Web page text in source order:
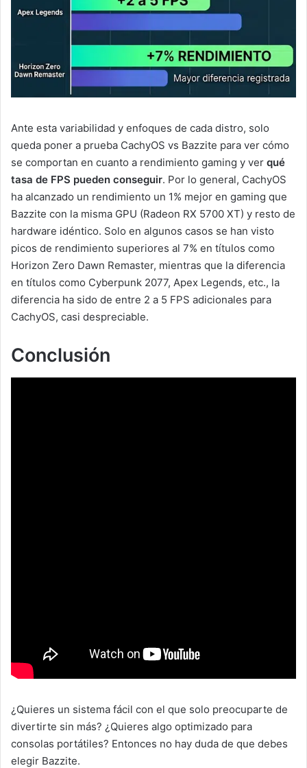
Ante esta variabilidad y enfoques de cada distro, solo
queda poner a prueba CachyOS vs Bazzite para ver cómo
se comportan en cuanto a rendimiento gaming y ver qué
tasa de FPS pueden conseguir. Por lo general, CachyOS
ha alcanzado un rendimiento un 1% mejor en gaming que
Bazzite con la misma GPU (Radeon RX 5700 XT) y resto de
hardware idéntico. Solo en algunos casos se han visto
picos de rendimiento superiores al 7% en títulos como
Horizon Zero Dawn Remaster, mientras que la diferencia
en títulos como Cyberpunk 2077, Apex Legends, etc., la
diferencia ha sido de entre 2 a 5 FPS adicionales para
CachyOS, casi despreciable.
Conclusión
¿Quieres un sistema fácil con el que solo preocuparte de
divertirte sin más? ¿Quieres algo optimizado para
consolas portátiles? Entonces no hay duda de que debes
elegir Bazzite.